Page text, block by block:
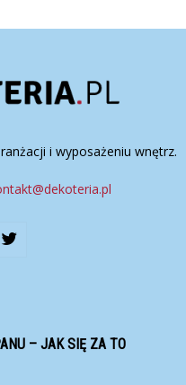
i wyposażeniu wnętrz.
– JAK SIĘ ZA TO